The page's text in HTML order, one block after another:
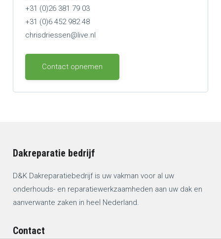
+31 (0)26 381 79 03
+31 (0)6 452 982 48
chrisdriessen@live.nl
Contact opnemen
Dakreparatie bedrijf
D&K Dakreparatiebedrijf is uw vakman voor al uw
onderhouds- en reparatiewerkzaamheden aan uw dak en
aanverwante zaken in heel Nederland.
Contact